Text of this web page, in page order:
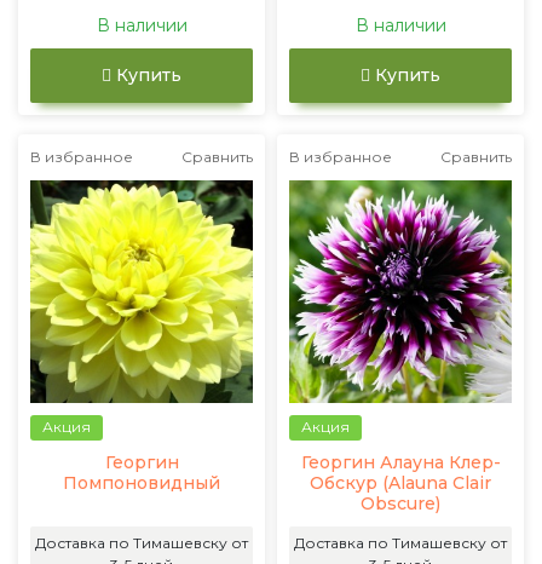
В наличии
Купить
В наличии
Купить
В избранное Сравнить
Акция
Георгин
Помпоновидный
Доставка по Тимашевску от
В избранное Сравнить
Акция
Георгин Алауна Клер-
Обскур (Alauna Clair
Obscure)
Доставка по Тимашевску от